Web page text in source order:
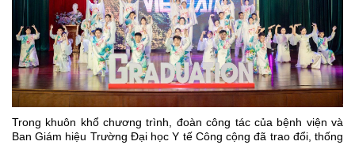
Trong khuôn khổ chương trình, đoàn công tác của bệnh viện và
Ban Giám hiệu Trường Đại học Y tế Công cộng đã trao đổi, thống